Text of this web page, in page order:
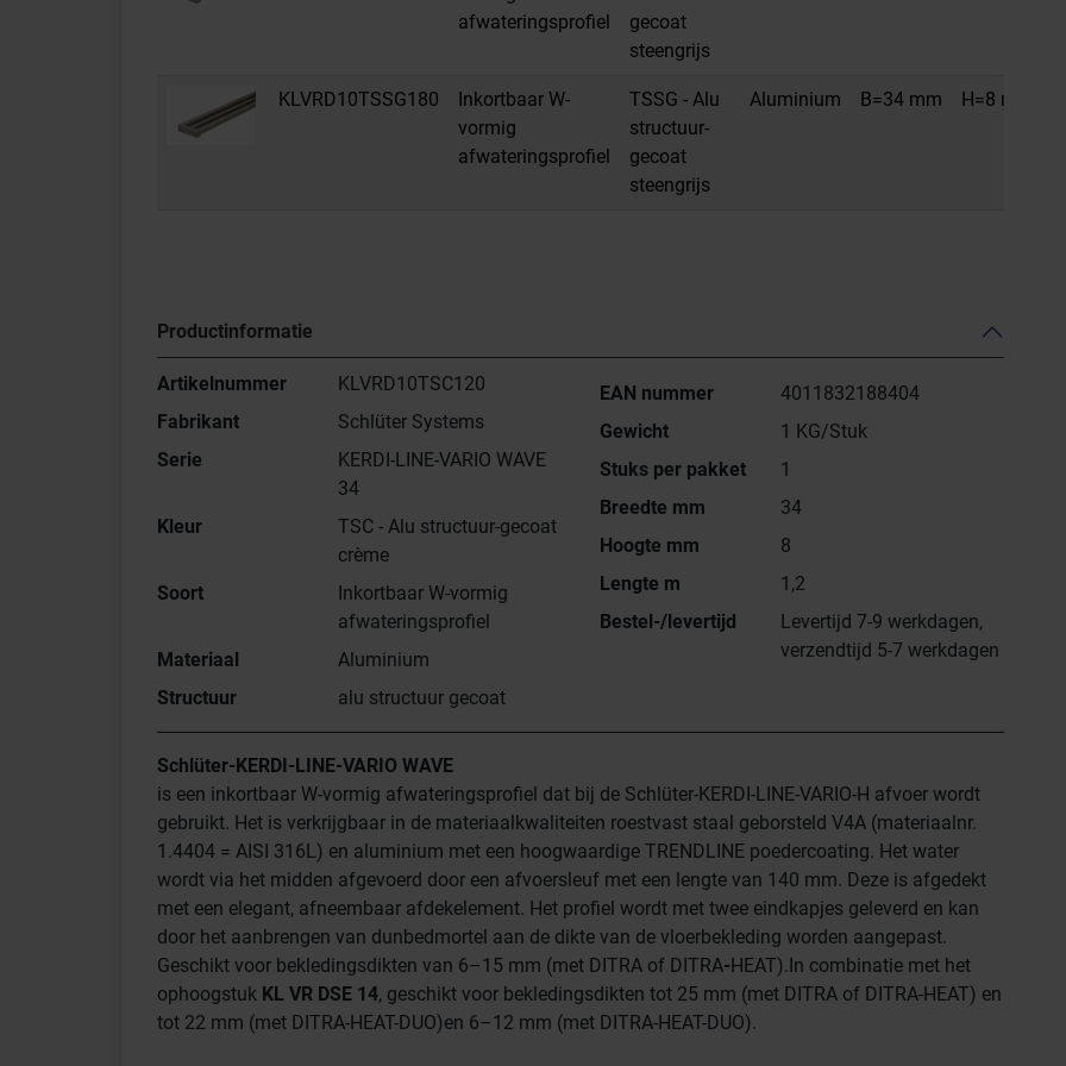
afwateringsprofiel
gecoat
steengrijs
KLVRD10TSSG180
Inkortbaar W-
vormig
afwateringsprofiel
TSSG - Alu
structuur-
gecoat
steengrijs
Aluminium B=34 mm H=8 mm
Productinformatie
Artikelnummer
KLVRD10TSC120
Fabrikant
Schlüter Systems
Serie
KERDI-LINE-VARIO WAVE
34
Kleur
TSC - Alu structuur-gecoat
crème
Soort
Inkortbaar W-vormig
afwateringsprofiel
Materiaal
Aluminium
Structuur
alu structuur gecoat
EAN nummer
4011832188404
Gewicht
1 KG/Stuk
Stuks per pakket
1
Breedte mm
34
Hoogte mm
8
Lengte m
1,2
Bestel-/levertijd
Levertijd 7-9 werkdagen,
verzendtijd 5-7 werkdagen
Schlüter-KERDI-LINE-VARIO WAVE
is een inkortbaar W-vormig afwateringsprofiel dat bij de Schlüter-KERDI-LINE-VARIO-H afvoer wordt
gebruikt. Het is verkrijgbaar in de materiaalkwaliteiten roestvast staal geborsteld V4A (materiaalnr.
1.4404 = AISI 316L) en aluminium met een hoogwaardige TRENDLINE poedercoating. Het water
wordt via het midden afgevoerd door een afvoersleuf met een lengte van 140 mm. Deze is afgedekt
met een elegant, afneembaar afdekelement. Het profiel wordt met twee eindkapjes geleverd en kan
door het aanbrengen van dunbedmortel aan de dikte van de vloerbekleding worden aangepast.
Geschikt voor bekledingsdikten van 6–15 mm (met DITRA of DITRA-HEAT).In combinatie met het
ophoogstuk KL VR DSE 14, geschikt voor bekledingsdikten tot 25 mm (met DITRA of DITRA-HEAT) en
tot 22 mm (met DITRA-HEAT-DUO)en 6–12 mm (met DITRA-HEAT-DUO).